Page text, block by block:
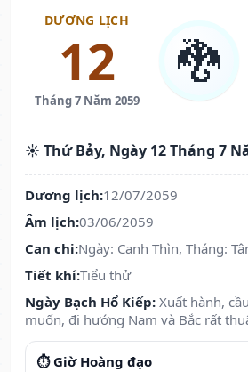
DƯƠNG LỊCH
12
Tháng 7 Năm 2059
🐉
☀️ Thứ Bảy, Ngày 12 Tháng 7
Dương lịch:12/07/2059
Âm lịch:03/06/2059
Can chi:Ngày: Canh Thìn, Tháng:
Tiết khí:Tiểu thử
Ngày Bạch Hổ Kiếp: Xuất hành,
muốn, đi hướng Nam và Bắc rất
⏱️ Giờ Hoàng đạo